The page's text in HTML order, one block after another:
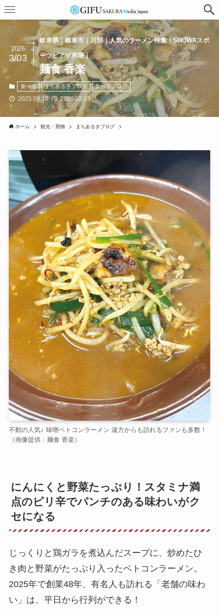
岐阜県｜岐阜市｜川部｜人気のラーメン特集｜SHOWAスポ
ーツピアザ界隈｜
麺食 香楽
2026
3/03
食べる まちあるきブログ 食べるブログ
2025.09.10 2026.03.03
ホーム 観光・買物 まちあるきブログ
不動の人気♪ 味噌ベトコンラーメン 遠方からも訪れるファンも多数！
（画像提供：麺食 香楽）
にんにくと野菜たっぷり！スタミナ満
点のピリ辛でパンチのある味わいがク
セになる
じっくりと鶏ガラを煮込んだスープに、炒めたひ
き肉と野菜がたっぷり入ったベトコンラーメン。
2025年で創業48年、有名人も訪れる「老舗の味わ
い」は、平日から行列ができる！